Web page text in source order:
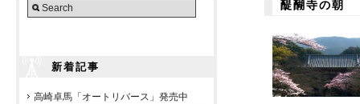
新着記事
高崎卓馬「オートリバース」発売中
醍醐寺の朝